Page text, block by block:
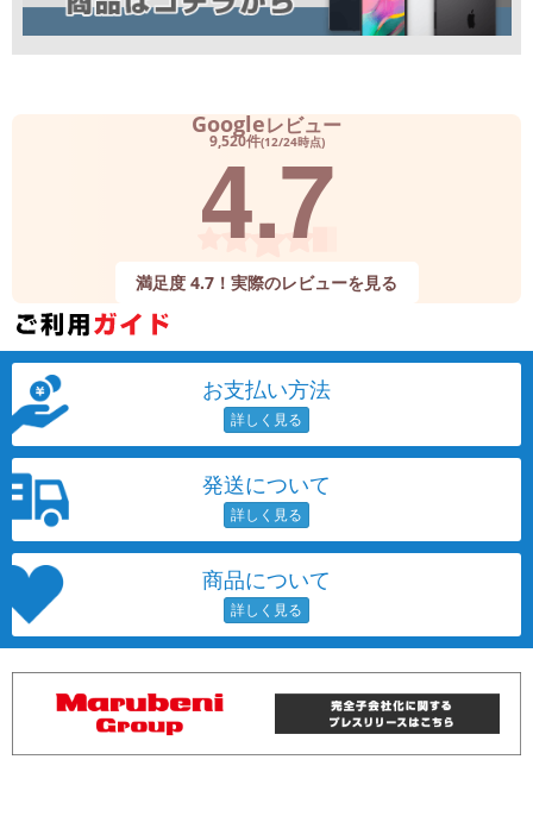
Googleレビュー
9,520件(12/24時点)
4.7
満足度 4.7！実際のレビューを見る
お支払い方法
発送について
商品について